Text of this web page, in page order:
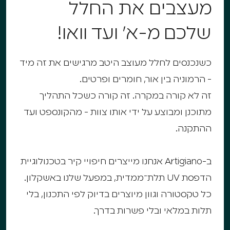
מעצבים את החלל
שלכם מ-א׳ ועד וואו!
כשנכנסים לחלל מעוצב היטב מרגישים את זה מיד
- הרמוניה בין אור, חומרים ופרטים.
זה לא קורה במקרה. זה קורה כשכל התהליך
מתוכנן ומבוצע על ידי אותו צוות - מהקונספט ועד
ההתקנה.
ב-Artigiano אנחנו מייצרים חיפויי קיר בטכנולוגיית
הדפסת UV תלת־ממדית, במפעל שלנו באשקלון.
כל טקסטורה וגוון מיוצרים בדיוק לפי התכנון, בלי
תלות במלאי ובלי פשרות בדרך.